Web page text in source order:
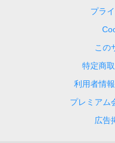
プラ
この
特定商
利用者情
プレミアム
広告